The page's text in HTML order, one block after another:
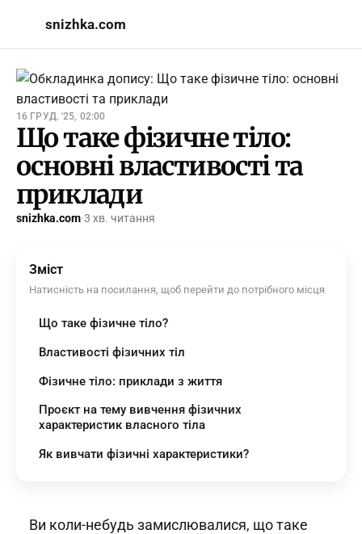
snizhka.com
16 ГРУД. '25, 02:00
Що таке фізичне тіло:
основні властивості та
приклади
snizhka.com·3 хв. читання
Зміст
Натисність на посилання, щоб перейти до потрібного місця
Що таке фізичне тіло?
Властивості фізичних тіл
Фізичне тіло: приклади з життя
Проєкт на тему вивчення фізичних
характеристик власного тіла
Як вивчати фізичні характеристики?
Ви коли-небудь замислювалися, що таке